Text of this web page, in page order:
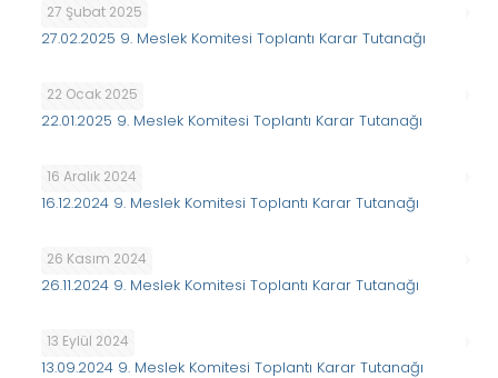
27 Şubat 2025
27.02.2025 9. Meslek Komitesi Toplantı Karar Tutanağı
22 Ocak 2025
22.01.2025 9. Meslek Komitesi Toplantı Karar Tutanağı
16 Aralık 2024
16.12.2024 9. Meslek Komitesi Toplantı Karar Tutanağı
26 Kasım 2024
26.11.2024 9. Meslek Komitesi Toplantı Karar Tutanağı
13 Eylül 2024
13.09.2024 9. Meslek Komitesi Toplantı Karar Tutanağı